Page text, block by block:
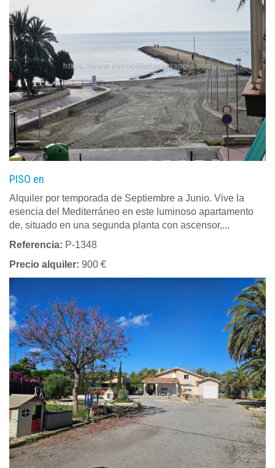
PISO en
Alquiler por temporada de Septiembre a Junio. Vive la
esencia del Mediterráneo en este luminoso apartamento
de, situado en una segunda planta con ascensor,...
Referencia: P-1348
Precio alquiler: 900 €